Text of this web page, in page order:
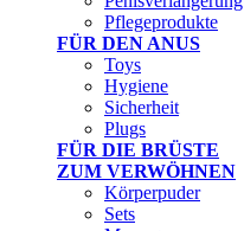
Pflegeprodukte
FÜR DEN ANUS
Toys
Hygiene
Sicherheit
Plugs
FÜR DIE BRÜSTE
ZUM VERWÖHNEN
Körperpuder
Sets